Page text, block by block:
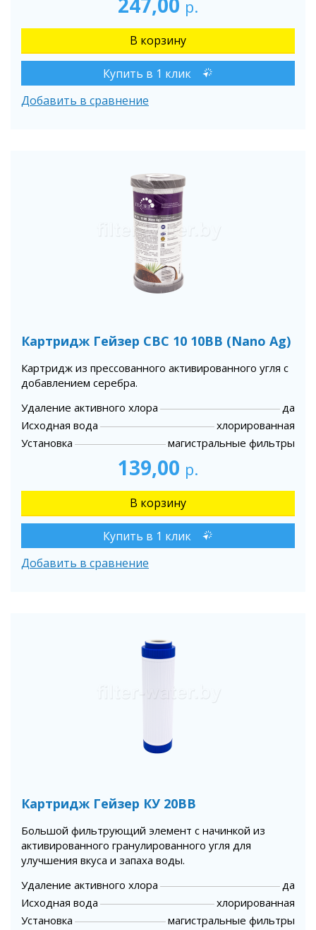
р.
Купить в 1 клик
Добавить в сравнение
Картридж Гейзер СВС 10 10BB (Nano Ag)
Картридж из прессованного активированного угля с
добавлением серебра.
Удаление активного хлора
да
Исходная вода
хлорированная
Установка
магистральные фильтры
139,00 р.
Купить в 1 клик
Добавить в сравнение
Картридж Гейзер КУ 20BB
Большой фильтрующий элемент с начинкой из
активированного гранулированного угля для
улучшения вкуса и запаха воды.
Удаление активного хлора
да
Исходная вода
хлорированная
Установка
магистральные фильтры